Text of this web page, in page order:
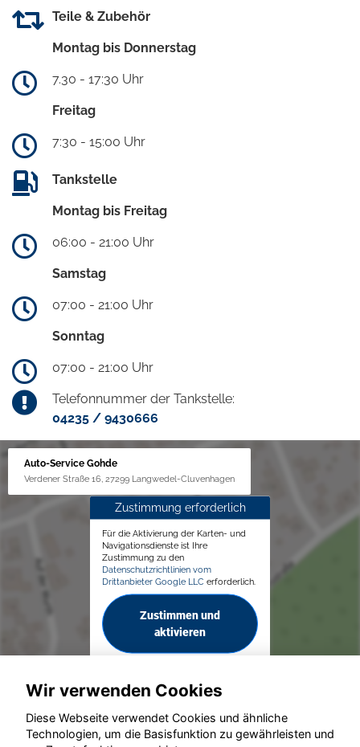
Teile & Zubehör
Montag bis Donnerstag
7.30 - 17:30 Uhr
Freitag
7:30 - 15:00 Uhr
Tankstelle
Montag bis Freitag
06:00 - 21:00 Uhr
Samstag
07:00 - 21:00 Uhr
Sonntag
07:00 - 21:00 Uhr
Telefonnummer der Tankstelle:
04235 / 9430666
Auto-Service Gohde
Verdener Straße 16, 27299 Langwedel-Cluvenhagen
Zustimmung erforderlich
Für die Aktivierung der Karten- und
Navigationsdienste ist Ihre
Zustimmung zu den
Datenschutzrichtlinien vom
Drittanbieter Google LLC erforderlich.
Zustimmen und
aktivieren
Wir verwenden Cookies
Diese Webseite verwendet Cookies und ähnliche
Technologien, um die Basisfunktion zu gewährleisten und